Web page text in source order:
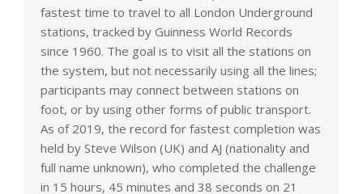
fastest time to travel to all London Underground
stations, tracked by Guinness World Records
since 1960. The goal is to visit all the stations on
the system, but not necessarily using all the lines;
participants may connect between stations on
foot, or by using other forms of public transport.
As of 2019, the record for fastest completion was
held by Steve Wilson (UK) and AJ (nationality and
full name unknown), who completed the challenge
in 15 hours, 45 minutes and 38 seconds on 21